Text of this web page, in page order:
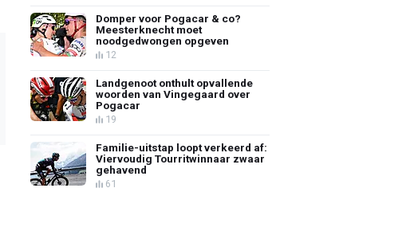
Domper voor Pogacar & co?
Meesterknecht moet
noodgedwongen opgeven
12
Landgenoot onthult opvallende
woorden van Vingegaard over
Pogacar
19
Familie-uitstap loopt verkeerd af:
Viervoudig Tourritwinnaar zwaar
gehavend
61